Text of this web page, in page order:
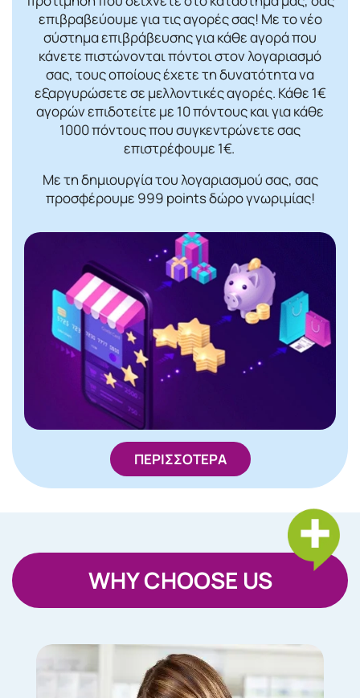
επιβραβεύουμε για τις αγορές σας! Mε το νέο
σύστημα επιβράβευσης για κάθε αγορά που
κάνετε πιστώνονται πόντοι στον λογαριασμό
σας, τους οποίους έχετε τη δυνατότητα να
εξαργυρώσετε σε μελλοντικές αγορές. Κάθε 1€
αγορών επιδοτείτε με 10 πόντους και για κάθε
1000 πόντους που συγκεντρώνετε σας
επιστρέφουμε 1€.
Με τη δημιουργία του λογαριασμού σας, σας
προσφέρουμε 999 points δώρο γνωριμίας!
ΠΕΡΙΣΣΟΤΕΡΑ
WHY CHOOSE US